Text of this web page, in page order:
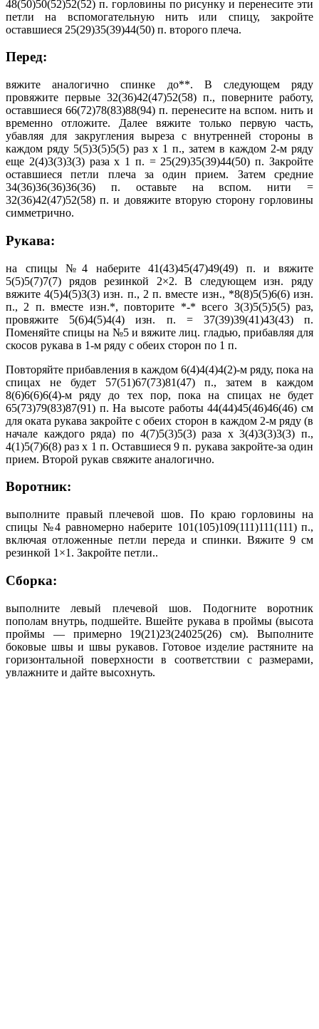
48(50)50(52)52(52) п. горловины по рисунку и перенесите эти
петли на вспомогательную нить или спицу, закройте
оставшиеся 25(29)35(39)44(50) п. второго плеча.
Перед:
вяжите аналогично спинке до**. В следующем ряду
провяжите первые 32(36)42(47)52(58) п., поверните работу,
оставшиеся 66(72)78(83)88(94) п. перенесите на вспом. нить и
временно отложите. Далее вяжите только первую часть,
убавляя для закругления выреза с внутренней стороны в
каждом ряду 5(5)3(5)5(5) раз х 1 п., затем в каждом 2-м ряду
еще 2(4)3(3)3(3) раза х 1 п. = 25(29)35(39)44(50) п. Закройте
оставшиеся петли плеча за один прием. Затем средние
34(36)36(36)36(36) п. оставьте на вспом. нити =
32(36)42(47)52(58) п. и довяжите вторую сторону горловины
симметрично.
Рукава:
на спицы №4 наберите 41(43)45(47)49(49) п. и вяжите
5(5)5(7)7(7) рядов резинкой 2×2. В следующем изн. ряду
вяжите 4(5)4(5)3(3) изн. п., 2 п. вместе изн., *8(8)5(5)6(6) изн.
п., 2 п. вместе изн.*, повторите *-* всего 3(3)5(5)5(5) раз,
провяжите 5(6)4(5)4(4) изн. п. = 37(39)39(41)43(43) п.
Поменяйте спицы на №5 и вяжите лиц. гладью, прибавляя для
скосов рукава в 1-м ряду с обеих сторон по 1 п.
Повторяйте прибавления в каждом 6(4)4(4)4(2)-м ряду, пока на
спицах не будет 57(51)67(73)81(47) п., затем в каждом
8(6)6(6)6(4)-м ряду до тех пор, пока на спицах не будет
65(73)79(83)87(91) п. На высоте работы 44(44)45(46)46(46) см
для оката рукава закройте с обеих сторон в каждом 2-м ряду (в
начале каждого ряда) по 4(7)5(3)5(3) раза х 3(4)3(3)3(3) п.,
4(1)5(7)6(8) раз х 1 п. Оставшиеся 9 п. рукава закройте-за один
прием. Второй рукав свяжите аналогично.
Воротник:
выполните правый плечевой шов. По краю горловины на
спицы №4 равномерно наберите 101(105)109(111)111(111) п.,
включая отложенные петли переда и спинки. Вяжите 9 см
резинкой 1×1. Закройте петли..
Сборка:
выполните левый плечевой шов. Подогните воротник
пополам внутрь, подшейте. Вшейте рукава в проймы (высота
проймы — примерно 19(21)23(24025(26) см). Выполните
боковые швы и швы рукавов. Готовое изделие растяните на
горизонтальной поверхности в соответствии с размерами,
увлажните и дайте высохнуть.